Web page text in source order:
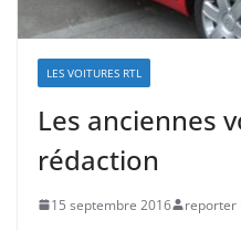
LES VOITURES RTL
Les anciennes
rédaction
15 septembre 2016 reporter